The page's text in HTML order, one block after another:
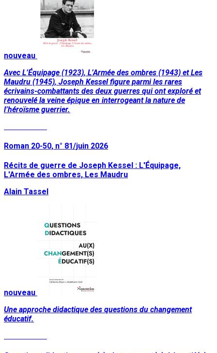
nouveau
Avec L’Équipage (1923), L’Armée des ombres (1943) et Les
Maudru (1945), Joseph Kessel figure parmi les rares
écrivains-combattants des deux guerres qui ont exploré et
renouvelé la veine épique en interrogeant la nature de
l’héroïsme guerrier.
Roman 20-50, n° 81/juin 2026
Récits de guerre de Joseph Kessel : L'Équipage,
L'Armée des ombres, Les Maudru
Alain Tassel
nouveau
Une approche didactique des questions du changement
éducatif.